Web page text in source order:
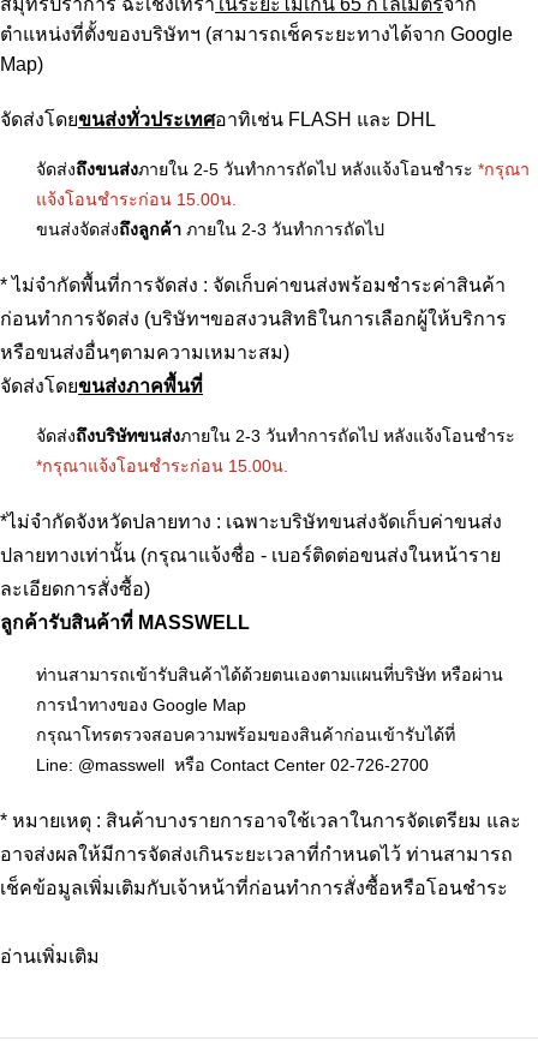
ตำแหน่งที่ตั้งของบริษัทฯ (สามารถเช็คระยะทางได้จาก Google
Map)
จัดส่งโดยขนส่งทั่วประเทศอาทิเช่น FLASH และ DHL
จัดส่งถึงขนส่งภายใน 2-5 วันทำการถัดไป หลังแจ้งโอนชำระ *กรุณา
แจ้งโอนชำระก่อน 15.00น.
ขนส่งจัดส่งถึงลูกค้า ภายใน 2-3 วันทำการถัดไป
* ไม่จำกัดพื้นที่การจัดส่ง : จัดเก็บค่าขนส่งพร้อมชำระค่าสินค้า
ก่อนทำการจัดส่ง (บริษัทฯขอสงวนสิทธิในการเลือกผู้ให้บริการ
หรือขนส่งอื่นๆตามความเหมาะสม)
จัดส่งโดยขนส่งภาคพื้นที่
จัดส่งถึงบริษัทขนส่งภายใน 2-3 วันทำการถัดไป หลังแจ้งโอนชำระ
*กรุณาแจ้งโอนชำระก่อน 15.00น.
*ไม่จำกัดจังหวัดปลายทาง : เฉพาะบริษัทขนส่งจัดเก็บค่าขนส่ง
ปลายทางเท่านั้น (กรุณาแจ้งชื่อ - เบอร์ติดต่อขนส่งในหน้าราย
ละเอียดการสั่งซื้อ)
ลูกค้ารับสินค้าที่ MASSWELL
ท่านสามารถเข้ารับสินค้าได้ด้วยตนเองตามแผนที่บริษัท หรือผ่าน
การนำทางของ Google Map
กรุณาโทรตรวจสอบความพร้อมของสินค้าก่อนเข้ารับได้ที่
Line: @masswell หรือ Contact Center 02-726-2700
* หมายเหตุ : สินค้าบางรายการอาจใช้เวลาในการจัดเตรียม และ
อาจส่งผลให้มีการจัดส่งเกินระยะเวลาที่กำหนดไว้ ท่านสามารถ
เช็คข้อมูลเพิ่มเติมกับเจ้าหน้าที่ก่อนทำการสั่งซื้อหรือโอนชำระ
อ่านเพิ่มเติม